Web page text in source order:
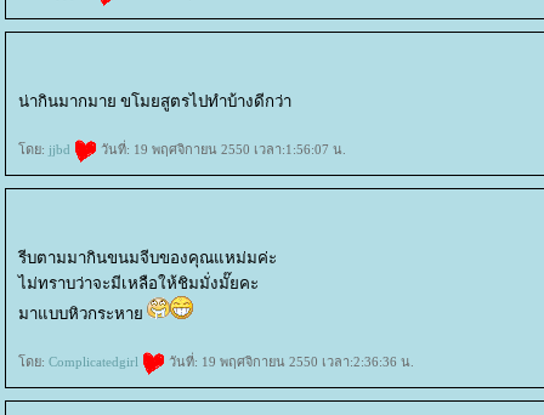
น่ากินมากมาย ขโมยสูตรไปทำบ้างดีกว่า
ดย: jjbd วันที่: 19 พฤศจิกายน 2550 เวลา:1:56:07 น.
รีบตามมากินขนมจีบของคุณแหม่มค่ะ
ไม่ทราบว่าจะมีเหลือให้ชิมมั่งมั๊ยคะ
มาแบบหิวกระหา
ดย: Complicatedgirl วันที่: 19 พฤศจิกายน 2550 เวลา:2:36:36 น.